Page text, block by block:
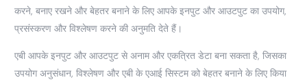
करने, बनाए रखने और बेहतर बनाने के लिए आपके इनपुट और आउटपुट का उपयोग,
प्रसंस्करण और विश्लेषण करने की अनुमति देते हैं।
एबी आपके इनपुट और आउटपुट से अनाम और एकत्रित डेटा बना सकता है, जिसका
उपयोग अनुसंधान, विश्लेषण और एबी के एआई सिस्टम को बेहतर बनाने के लिए किया